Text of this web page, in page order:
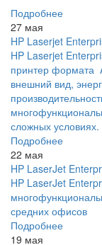
Подробнее
27 мая
HP Laserjet
HP Laserjet
принтер формата
внешний вид,
сложных условиях.
Подробнее
22 мая
HP LaserJet
HP LaserJet
средних офисов
Подробнее
19 мая